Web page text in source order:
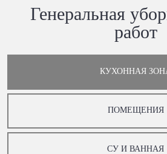
Генеральная
работ
КУХОННАЯ
ПОМЕЩЕНИЯ
СУ И ВАННАЯ